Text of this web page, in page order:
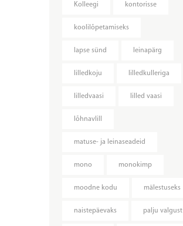
Kolleegi kontorisse
koolilõpetamiseks
lapse sünd leinapärg
lilledkoju lilledkulleriga
lilledvaasi lilled vaasi
lõhnavlill
matuse- ja leinaseadeid
mono monokimp
moodne kodu mälestuseks
naistepäevaks palju valgust